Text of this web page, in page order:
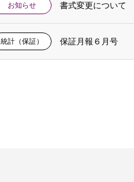
お知らせ 書式変更について
統計（保証） 保証月報６月号